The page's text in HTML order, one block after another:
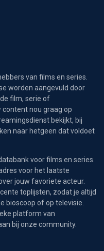
van films en series.
worden aangevuld door
film, serie of
nou graag op
bekijkt, bij
naar hetgeen dat voldoet
voor films en series.
voor het laatste
jouw favoriete acteur.
toplijsten, zodat je altijd
bioscoop of op televisie.
platform van
bij onze community.